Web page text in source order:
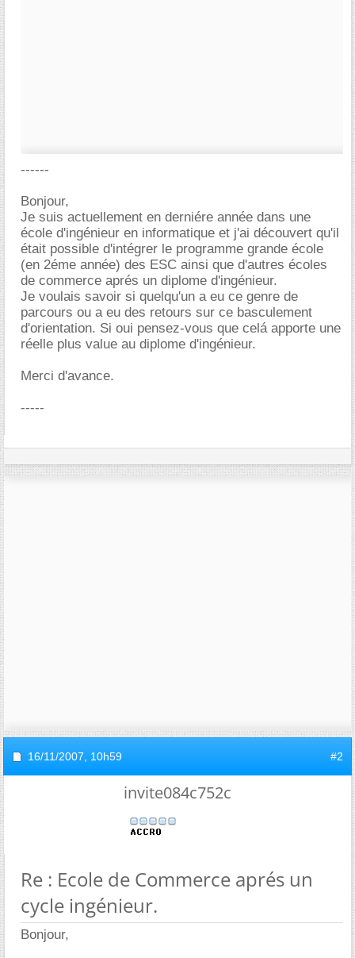
------
Bonjour,
Je suis actuellement en derniére année dans une
école d'ingénieur en informatique et j'ai découvert qu'il
était possible d'intégrer le programme grande école
(en 2éme année) des ESC ainsi que d'autres écoles
de commerce aprés un diplome d'ingénieur.
Je voulais savoir si quelqu'un a eu ce genre de
parcours ou a eu des retours sur ce basculement
d'orientation. Si oui pensez-vous que celá apporte une
réelle plus value au diplome d'ingénieur.
Merci d'avance.
-----
16/11/2007, 10h59 #2
invite084c752c
Re : Ecole de Commerce aprés un
cycle ingénieur.
Bonjour,